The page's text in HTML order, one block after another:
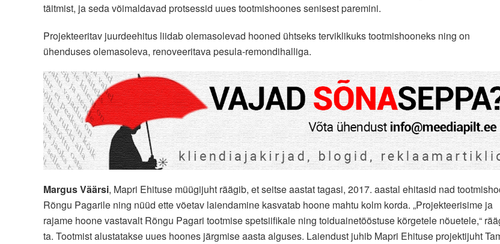
täitmist, ja seda võimaldavad protsessid uues tootmishoones senisest paremini.
Projekteeritav juurdeehitus liidab olemasolevad hooned ühtseks terviklikuks tootmishooneks ning on
ühenduses olemasoleva, renoveeritava pesula-remondihalliga.
Margus Väärsi, Mapri Ehituse müügijuht räägib, et seitse aastat tagasi, 2017. aastal ehitasid nad
Rõngu Pagarile ning nüüd ette võetav laiendamine kasvatab hoone mahtu kolm korda. „Projekteerisime ja
rajame hoone vastavalt Rõngu Pagari tootmise spetsiifikale ning toiduainetööstuse kõrgetele nõuetele,“
ta. Tootmist alustatakse uues hoones järgmise aasta alguses. Laiendust juhib Mapri Ehituse projektijuht